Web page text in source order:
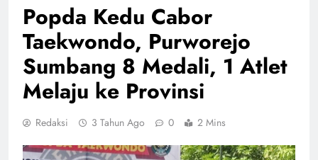
Popda Kedu Cabor
Taekwondo, Purworejo
Sumbang 8 Medali, 1 Atlet
Melaju ke Provinsi
Redaksi 3 Tahun Ago 0 2 Mins